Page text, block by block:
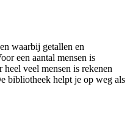
waarbij getallen en
een aantal mensen is
heel veel mensen is rekenen
bibliotheek helpt je op weg als